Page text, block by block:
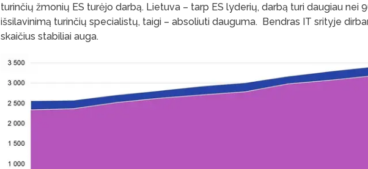
turinčių žmonių ES turėjo darbą. Lietuva – tarp ES lyderių, darbą turi daugiau nei
išsilavinimą turinčių specialistų, taigi – absoliuti dauguma. Bendras IT srityje
skaičius stabiliai auga.